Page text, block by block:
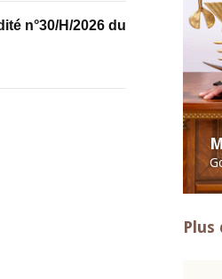
n°30/H/2026 du